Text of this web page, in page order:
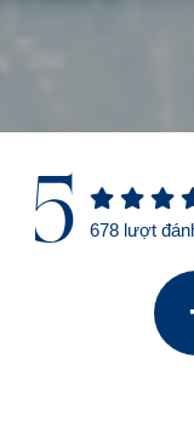
5 678 lượt